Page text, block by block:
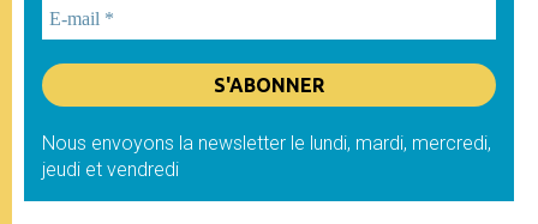
Nous envoyons la newsletter le lundi, mardi, mercredi,
jeudi et vendredi